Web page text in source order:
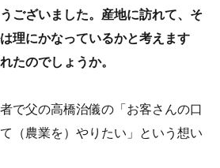
ございました。産地に訪れて、そ
理にかなっているかと考えます
たのでしょうか。
で父の高橋治儀の「お客さんの口
（農業を）やりたい」という想い